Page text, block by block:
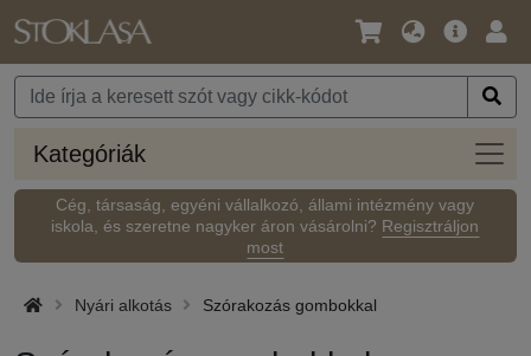
Nyelv
Pénznem
Fő
Kategóriák
Cég, társaság, egyéni vállalkozó, állami intézmény vagy
iskola, és szeretne nagyker áron vásárolni? Regisztráljon
most
Nyári alkotás Szórakozás gombokkal